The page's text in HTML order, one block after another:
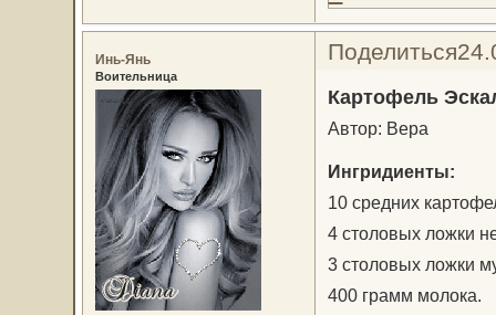
Поделиться
Инь-Янь
Воительница
Картофель
Автор: Вера
Ингридиенты:
10 средних
4 столовых ложки
3 столовых ложки
400 грамм молока.